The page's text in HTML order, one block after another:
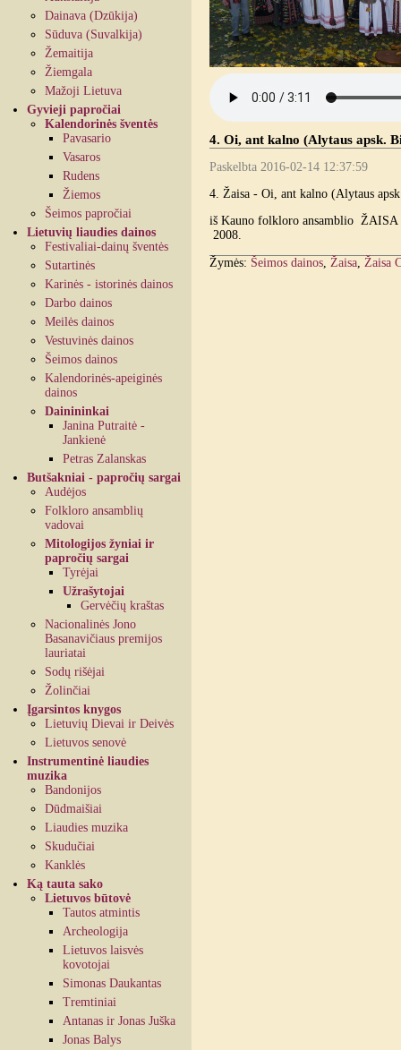
Dainava (Dzūkija)
Sūduva (Suvalkija)
Žemaitija
Žiemgala
Mažoji Lietuva
Gyvieji papročiai
Kalendorinės šventės
Pavasario
Vasaros
Rudens
Žiemos
Šeimos papročiai
Lietuvių liaudies dainos
Festivaliai-dainų šventės
Sutartinės
Karinės - istorinės dainos
Darbo dainos
Meilės dainos
Vestuvinės dainos
Šeimos dainos
Kalendorinės-apeiginės
dainos
Dainininkai
Janina Putraitė -
Jankienė
Petras Zalanskas
Butšakniai - papročių sargai
Audėjos
Folkloro ansamblių
vadovai
Mitologijos žyniai ir
papročių sargai
Tyrėjai
Užrašytojai
Gervėčių kraštas
Nacionalinės Jono
Basanavičiaus premijos
lauriatai
Sodų rišėjai
Žolinčiai
Įgarsintos knygos
Lietuvių Dievai ir Deivės
Lietuvos senovė
Instrumentinė liaudies
muzika
Bandonijos
Dūdmaišiai
Liaudies muzika
Skudučiai
Kanklės
Ką tauta sako
Lietuvos būtovė
Tautos atmintis
Archeologija
Lietuvos laisvės
kovotojai
Simonas Daukantas
Tremtiniai
Antanas ir Jonas Juška
Jonas Balys
4. Oi, ant kalno (Alytaus apsk.
Paskelbta 2016-02-14 12:37:59
4. Žaisa - Oi, ant kalno (Alytaus
iš Kauno folkloro ansamblio
2008.
Žymės: Šeimos dainos Žaisa Žaisa